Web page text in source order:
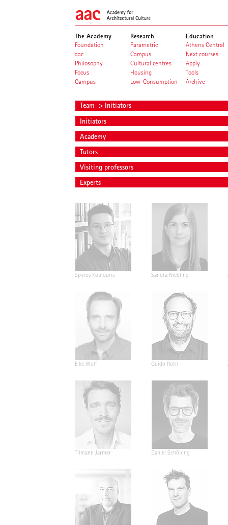
The Academy
Foundation
aac
Philosophy
Focus
Campus
Research
Parametric
Campus
Cultural centres
Housing
Low-Consumption
Education
Athens Central
Next courses
Apply
Tools
Archive
Team > Initiators
Initiators
Academy
Tutors
Visiting professors
Experts
Spyros Koulouris Sandra Niebling
Eike Wolf Guido Roth
Tilmann Jarmer Daniel Schöning